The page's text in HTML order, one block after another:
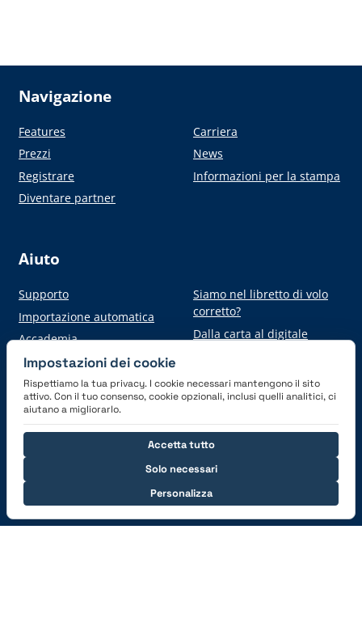
Navigazione
Features
Prezzi
Registrare
Diventare partner
Carriera
News
Informazioni per la stampa
Aiuto
Supporto
Importazione automatica
Accademia
Siamo nel libretto di volo
corretto?
Dalla carta al digitale
Scarica l'applicazione
Connettiti con noi
Impostazioni dei cookie
Rispettiamo la tua privacy. I cookie necessari mantengono il sito
attivo. Con il tuo consenso, cookie opzionali, inclusi quelli analitici, ci
aiutano a migliorarlo.
Solo necessari
Personalizza
Accetta tutto